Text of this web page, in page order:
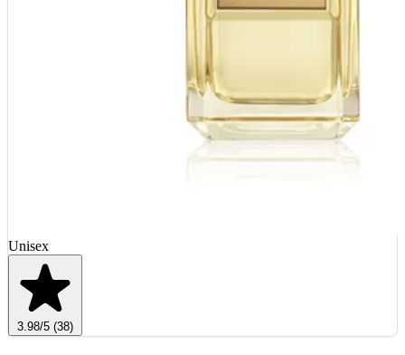
Unisex
3.98/5 (38)